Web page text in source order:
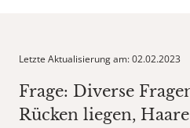
Letzte Aktualisierung am: 02.02.2023
Frage: Diverse
Rücken liegen,